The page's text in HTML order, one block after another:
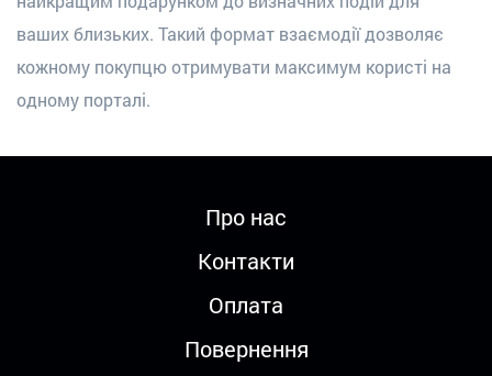
ваших близьких. Такий формат взаємодії дозволяє
кожному покупцю отримувати максимум користі на
одному порталі.
Про нас
Контакти
Оплата
Повернення